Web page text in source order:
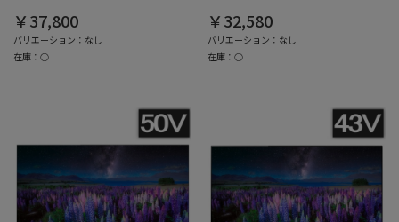
￥37,800
バリエーション：なし
在庫：○
￥32,580
バリエーション：なし
在庫：○